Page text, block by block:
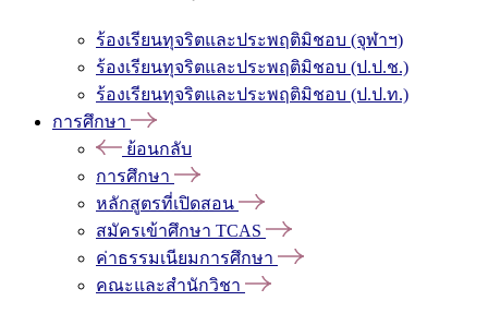
ร้องเรียนทุจริตและประพฤติมิชอบ (จุฬาฯ)
ร้องเรียนทุจริตและประพฤติมิชอบ (ป.ป.ช.)
ร้องเรียนทุจริตและประพฤติมิชอบ (ป.ป.ท.)
การศึกษา
ย้อนกลับ
การศึกษา
หลักสูตรที่เปิดสอน
สมัครเข้าศึกษา TCAS
ค่าธรรมเนียมการศึกษา
คณะและสำนักวิชา